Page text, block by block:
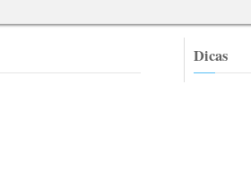
Dicas